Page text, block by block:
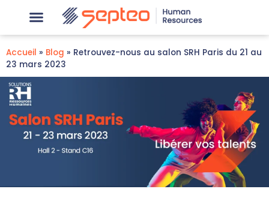
Accueil » Blog » Retrouvez-nous au salon SRH Paris du 21 au
23 mars 2023